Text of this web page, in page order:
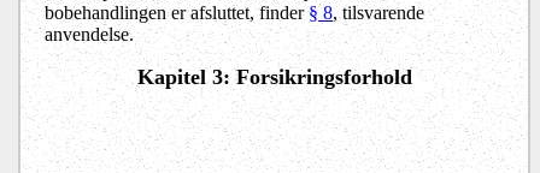
bobehandlingen er afsluttet, finder § 8, tilsvarende
anvendelse.
Kapitel 3: Forsikringsforhold